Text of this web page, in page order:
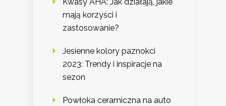
mają korzyści i
zastosowanie?
Jesienne kolory paznokci
2023: Trendy i inspiracje na
sezon
Powłoka ceramiczna na auto